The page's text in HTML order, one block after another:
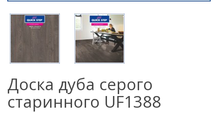
Доска дуба серого
старинного UF1388